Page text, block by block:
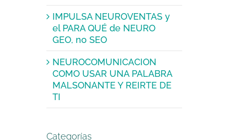
IMPULSA NEUROVENTAS y
el PARA QUÉ de NEURO
GEO, no SEO
NEUROCOMUNICACION
COMO USAR UNA PALABRA
MALSONANTE Y REIRTE DE
TI
Categorías